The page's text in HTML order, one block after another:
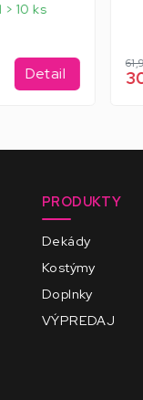
10 ks
Detail
PRODUKTY
Dekády
Kostýmy
Doplnky
VÝPREDAJ